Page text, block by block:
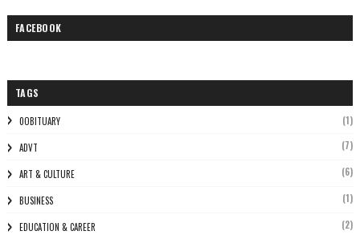
FACEBOOK
TAGS
0OBITUARY (1)
ADVT (7)
ART & CULTURE (6)
BUSINESS (1)
EDUCATION & CAREER (2)